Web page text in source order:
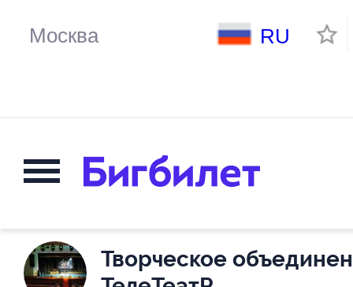
RU
Творческое